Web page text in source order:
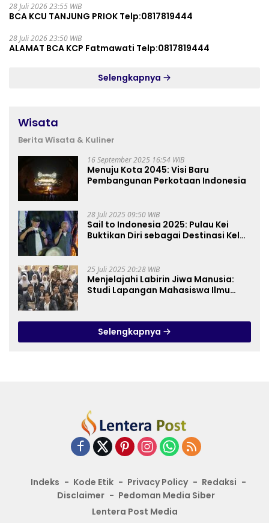
28 Juli 2026 23:55 WIB
BCA KCU TANJUNG PRIOK Telp:0817819444
28 Juli 2026 23:50 WIB
ALAMAT BCA KCP Fatmawati Telp:0817819444
Selengkapnya
Wisata
Berita Wisata & Kuliner
16 September 2025 16:54 WIB
Menuju Kota 2045: Visi Baru
Pembangunan Perkotaan Indonesia
28 Juli 2025 09:50 WIB
Sail to Indonesia 2025: Pulau Kei
Buktikan Diri sebagai Destinasi Kelas
25 Juli 2025 20:28 WIB
Menjelajahi Labirin Jiwa Manusia:
Studi Lapangan Mahasiswa Ilmu
Selengkapnya
Indeks Kode Etik Privacy Policy
Redaksi
Disclaimer
Pedoman Media Siber
Lentera Post Media